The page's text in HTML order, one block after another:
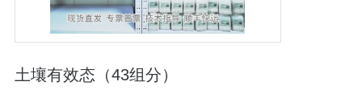
土壤有效态（43组分）